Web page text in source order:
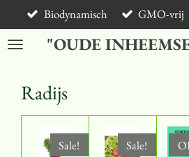
direct
naar
hoofdinhoud
"OUDE
Biodynamisch GMO-vrij
Radijs
Sale! Sale!